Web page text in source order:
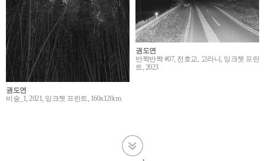
권도연
비숲_1, 2021, 잉크젯 프린트, 160x120cm
권도연
반짝반짝 #07, 전호교, 고라니, 잉크젯 프린
트, 2023